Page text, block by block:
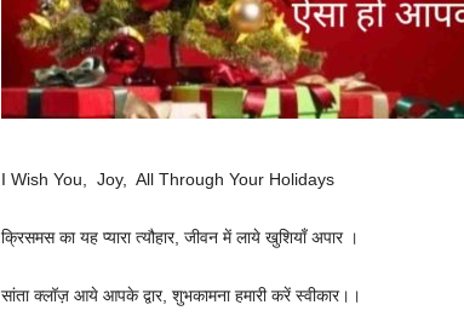
I Wish You, Joy, All Through Your Holidays
क्रिसमस का यह प्यारा त्यौहार, जीवन में लाये खुशियाँ अपार ।
सांता क्लॉज़ आये आपके द्वार, शुभकामना हमारी करें स्वीकार।।